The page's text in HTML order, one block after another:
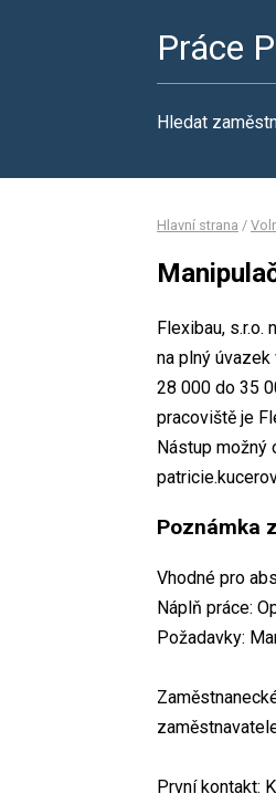
Práce
Hledat
Hlavní strana /
Flexibau,
na plný
28 000 do 35
pracoviště je
Nástup možný
Poznámka
Vhodné pro
Náplň práce:
Požadavky:
První kontakt: